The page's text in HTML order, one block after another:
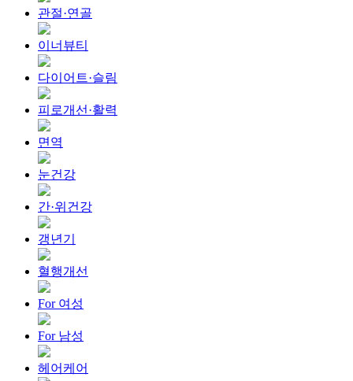
관절·연골
이너뷰티
다이어트·슬림
피로개선·활력
면역
눈건강
간·위건강
갱년기
혈행개선
For 여성
For 남성
헤어케어